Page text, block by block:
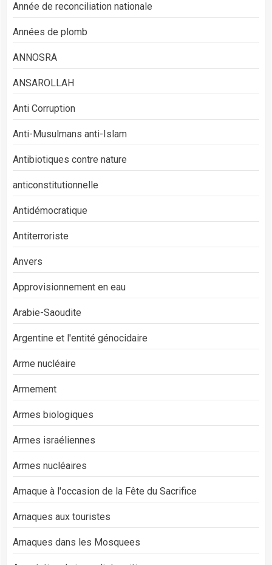
Année de reconciliation nationale
Années de plomb
ANNOSRA
ANSAROLLAH
Anti Corruption
Anti-Musulmans anti-Islam
Antibiotiques contre nature
anticonstitutionnelle
Antidémocratique
Antiterroriste
Anvers
Approvisionnement en eau
Arabie-Saoudite
Argentine et l'entité génocidaire
Arme nucléaire
Armement
Armes biologiques
Armes israéliennes
Armes nucléaires
Arnaque à l'occasion de la Fête du Sacrifice
Arnaques aux touristes
Arnaques dans les Mosquees